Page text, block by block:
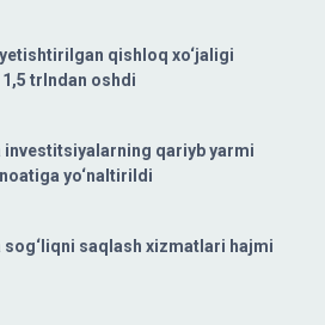
qishloq xo‘jaligi
trlndan oshdi
investitsiyalarning qariyb yarmi
yo‘naltirildi
sog‘liqni saqlash xizmatlari hajmi